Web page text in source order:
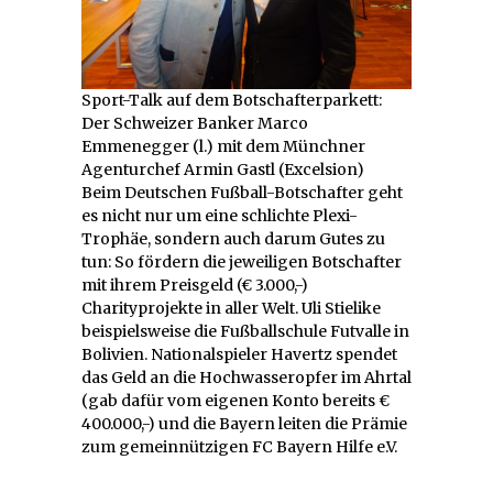
Sport-Talk auf dem Botschafterparkett:
Der Schweizer Banker Marco
Emmenegger (l.) mit dem Münchner
Agenturchef Armin Gastl (Excelsion)
Beim Deutschen Fußball-Botschafter geht
es nicht nur um eine schlichte Plexi-
Trophäe, sondern auch darum Gutes zu
tun: So fördern die jeweiligen Botschafter
mit ihrem Preisgeld (€ 3.000,-)
Charityprojekte in aller Welt. Uli Stielike
beispielsweise die Fußballschule Futvalle in
Bolivien. Nationalspieler Havertz spendet
das Geld an die Hochwasseropfer im Ahrtal
(gab dafür vom eigenen Konto bereits €
400.000,-) und die Bayern leiten die Prämie
zum gemeinnützigen FC Bayern Hilfe e.V.